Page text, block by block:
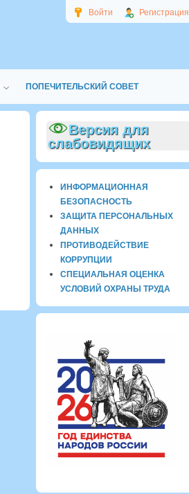
Войти Регистрация
ПОПЕЧИТЕЛЬСКИЙ СОВЕТ
Версия для
слабовидящих
ИНФОРМАЦИОННАЯ
БЕЗОПАСНОСТЬ
ЗАЩИТА ПЕРСОНАЛЬНЫХ
ДАННЫХ
ПРОТИВОДЕЙСТВИЕ
КОРРУПЦИИ
СПЕЦИАЛЬНАЯ ОЦЕНКА
УСЛОВИЙ ОХРАНЫ ТРУДА